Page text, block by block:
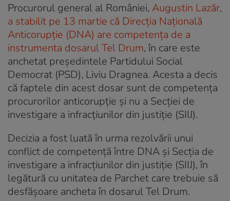
Procurorul general al României, Augustin Lazăr,
a stabilit pe 13 martie că Direcția Națională
Anticorupție (DNA) are competenţa de a
instrumenta dosarul Tel Drum, în care este
anchetat preşedintele Partidului Social
Democrat (PSD), Liviu Dragnea. Acesta a decis
că faptele din acest dosar sunt de competenţa
procurorilor anticorupţie şi nu a Secţiei de
investigare a infracţiunilor din justiţie (SIIJ).
Decizia a fost luată în urma rezolvării unui
conflict de competenţă între DNA şi Secţia de
investigare a infracţiunilor din justiţie (SIIJ), în
legătură cu unitatea de Parchet care trebuie să
desfăşoare ancheta în dosarul Tel Drum.